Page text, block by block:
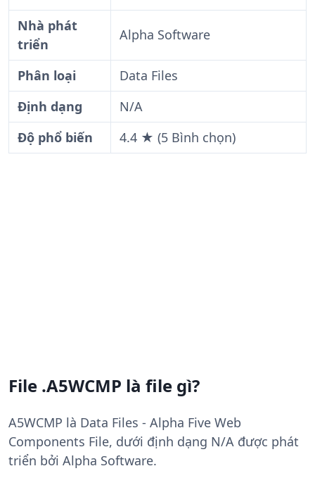
Nhà phát
triển
Alpha Software
Phân loại
Data Files
Định dạng
N/A
Độ phổ biến
4.4 ★ (5 Bình chọn)
File .A5WCMP là file gì?
A5WCMP là Data Files - Alpha Five Web
Components File, dưới định dạng N/A được phát
triển bởi Alpha Software.